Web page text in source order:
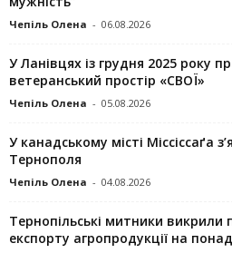
Чепіль Олена - 06.08.2026
У Ланівцях із грудня 2025 року
ветеранський простір «СВОЇ»
Чепіль Олена - 05.08.2026
У канадському місті Міссіссаґа
Тернополя
Чепіль Олена - 04.08.2026
Тернопільські митники викрили
експорту агропродукції на